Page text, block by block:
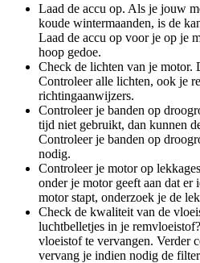
Laad de accu op. Als je jouw
koude wintermaanden, is de
Laad de accu op voor je op je
hoop gedoe.
Check de lichten van je motor.
Controleer alle lichten, ook je
richtingaanwijzers.
Controleer je banden op
tijd niet gebruikt, dan kunnen
Controleer je banden op
nodig.
Controleer je motor op
onder je motor geeft aan dat er
motor stapt, onderzoek je de
Check de kwaliteit van de
luchtbelletjes in je
vloeistof te vervangen. Verder
vervang je indien nodig de